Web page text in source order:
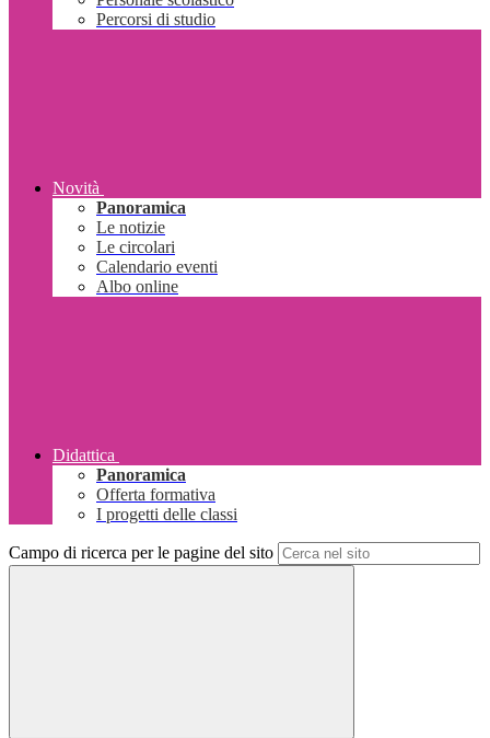
Percorsi di studio
Novità
Panoramica
Le notizie
Le circolari
Calendario eventi
Albo online
Didattica
Panoramica
Offerta formativa
I progetti delle classi
Campo di ricerca per le pagine del sito